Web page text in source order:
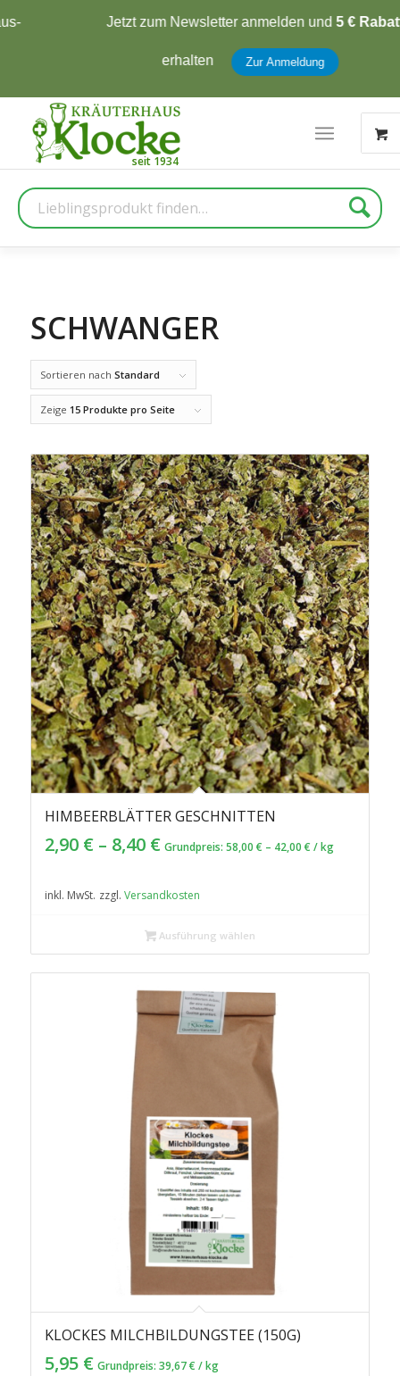
Jetzt zum Newsletter anmelden und5 € Rabatt
erhalten Zur Anmeldung
Suche
SCHWANGER
Sortieren nach Standard
Zeige 15 Produkte pro Seite
4.93
HIMBEERBLÄTTER GESCHNITTEN
2,90 €– 8,40 € Grundpreis: 58,00 € – 42,00 € /kg
inkl. MwSt. zzgl. Versandkosten
Ausführung wählen
4.83
KLOCKES MILCHBILDUNGSTEE (150G)
5,95 € Grundpreis: 39,67€ /kg